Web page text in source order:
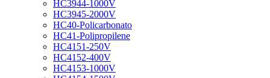
HC3944-1000V
HC3945-2000V
HC40-Policarbonato
HC41-Polipropilene
HC4151-250V
HC4152-400V
HC4153-1000V